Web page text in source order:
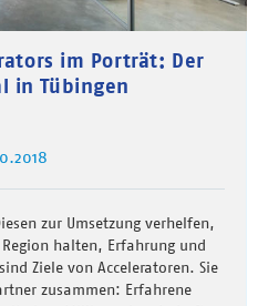
im Porträt: Der
in Tübingen
zur Umsetzung verhelfen,
halten, Erfahrung und
Ziele von Acceleratoren. Sie
zusammen: Erfahrene